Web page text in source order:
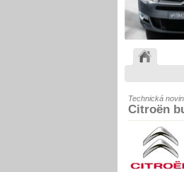
Technická
Citroën